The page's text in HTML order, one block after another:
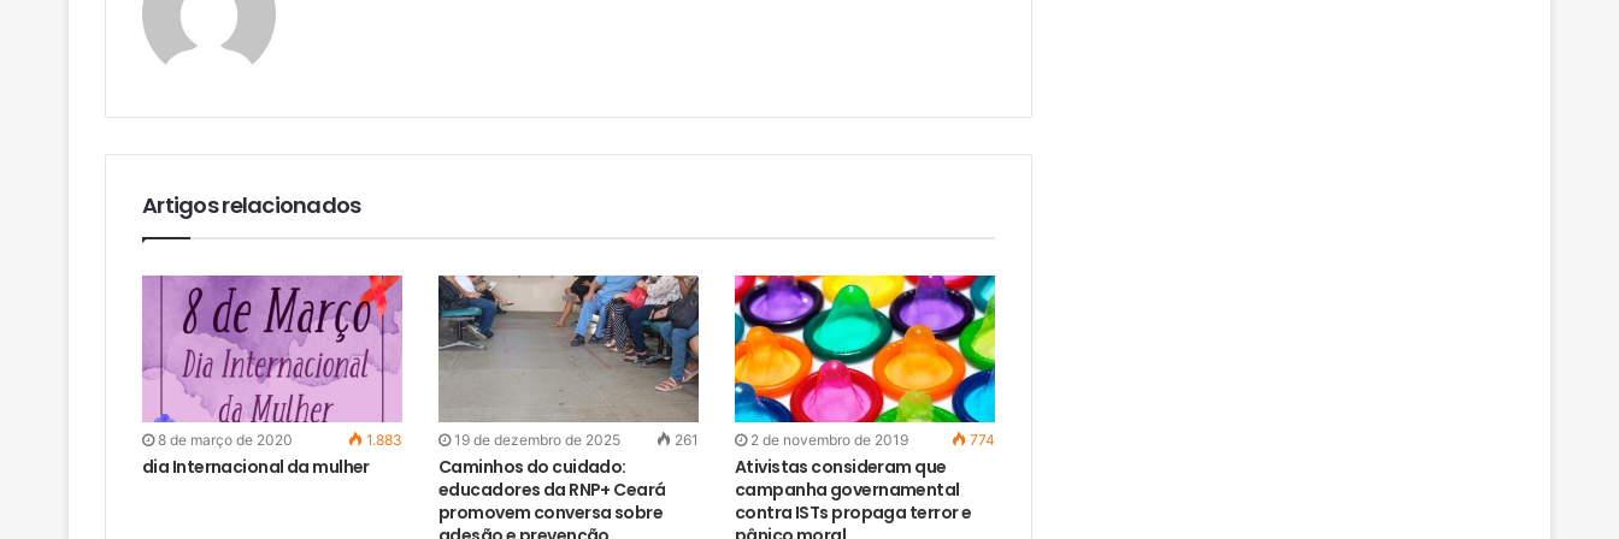
Artigos relacionados
8 de março de 2020 1.883
dia Internacional da mulher
19 de dezembro de 2025 261
Caminhos do cuidado:
educadores da RNP+ Ceará
promovem conversa sobre
2 de novembro de 2019 774
Ativistas consideram que
campanha governamental
contra ISTs propaga terror e